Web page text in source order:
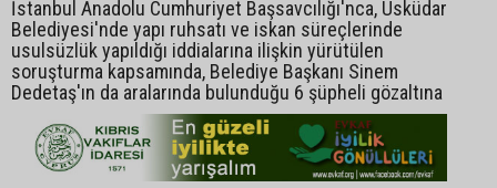
İstanbul Anadolu Cumhuriyet Başsavcılığı'nca, Üsküdar
Belediyesi'nde yapı ruhsatı ve iskan süreçlerinde
usulsüzlük yapıldığı iddialarına ilişkin yürütülen
soruşturma kapsamında, Belediye Başkanı Sinem
Dedetaş'ın da aralarında bulunduğu 6 şüpheli gözaltına